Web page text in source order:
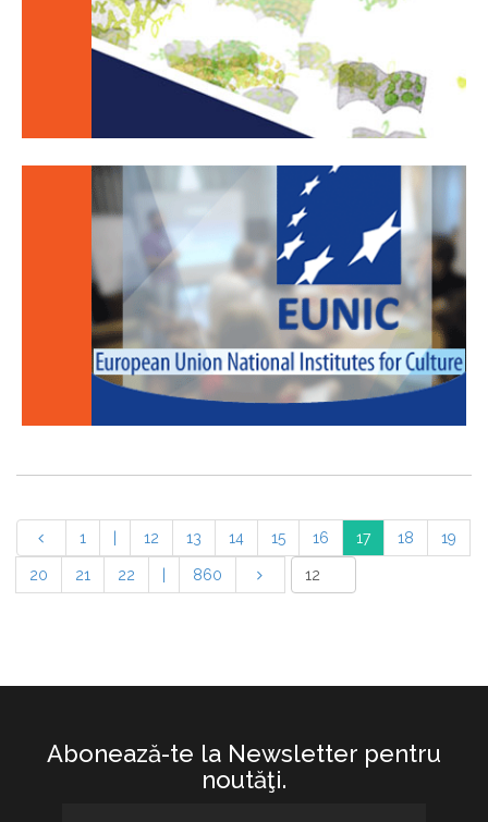
1 12 13 14 15 16 17 18 19
20 21 22 860
Abonează-te la Newsletter pentru
noutăţi.